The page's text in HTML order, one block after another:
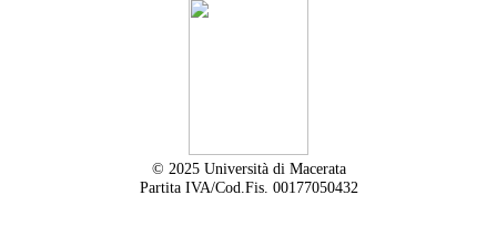
© 2025 Università di Macerata
Partita IVA/Cod.Fis. 00177050432